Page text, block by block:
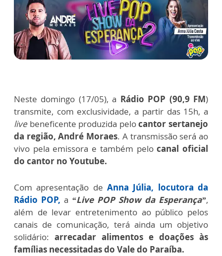
Neste domingo (17/05), a Rádio POP (90,9 FM)
transmite, com exclusividade, a partir das 15h, a
live beneficente produzida pelocantor sertanejo
da região, André Moraes. A transmissão será ao
vivo pela emissora e também pelocanal oficial
do cantor no Youtube.
Com apresentação de Anna Júlia, locutora da
Rádio POP, a “Live POP Show da Esperança”,
além de levar entretenimento ao público pelos
canais de comunicação, terá ainda um objetivo
solidário: arrecadar alimentos e doações às
famílias necessitadas do Vale do Paraíba.